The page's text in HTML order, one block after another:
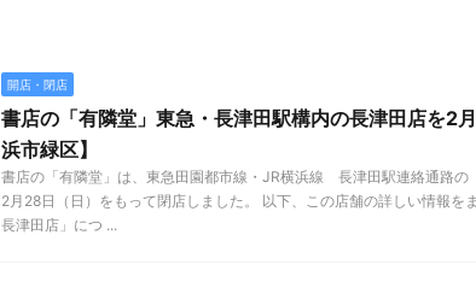
開店・閉店
書店の「有隣堂」東急・長津田駅構内の長津田店を2
浜市緑区】
書店の「有隣堂」は、東急田園都市線・JR横浜線 長津田駅連絡通路の
2月28日（日）をもって閉店しました。 以下、この店舗の詳しい情報を
長津田店」につ ...